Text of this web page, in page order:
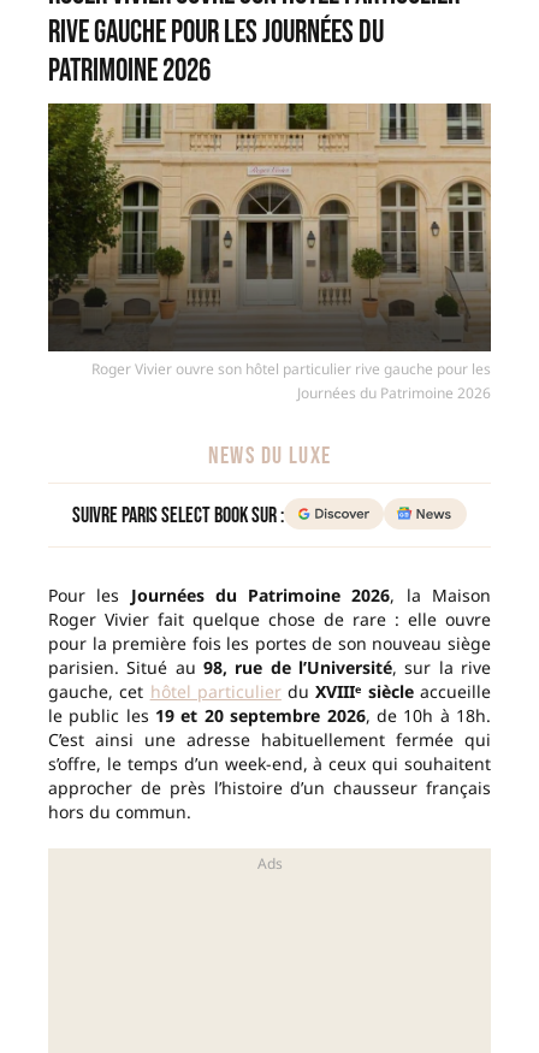
rive gauche pour les Journées du
Patrimoine 2026
Roger Vivier ouvre son hôtel particulier rive gauche pour les
Journées du Patrimoine 2026
NEWS DU LUXE
Suivre Paris Select Book sur :
Pour les Journées du Patrimoine 2026, la Maison
Roger Vivier fait quelque chose de rare : elle ouvre
pour la première fois les portes de son nouveau siège
parisien. Situé au 98, rue de l’Université, sur la rive
gauche, cet hôtel particulierduXVIIIᵉ siècleaccueille
le public les 19 et 20 septembre 2026, de 10h à 18h.
C’est ainsi une adresse habituellement fermée qui
s’offre, le temps d’un week-end, à ceux qui souhaitent
approcher de près l’histoire d’un chausseur français
hors du commun.